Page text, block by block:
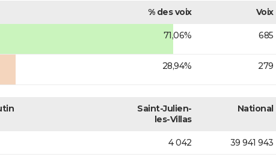
% des voix
Voix
71,06% 685
28,94% 279
Saint-Julien-
les-Villas
National
4 042 39 941 943